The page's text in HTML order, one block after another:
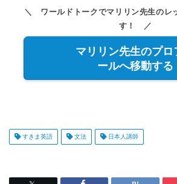
＼ ワールドトークでマリリン先生のレ
す！ ／
マリリン先生のプロ
ールへ移動する
すきま英語 文法 日本人講師